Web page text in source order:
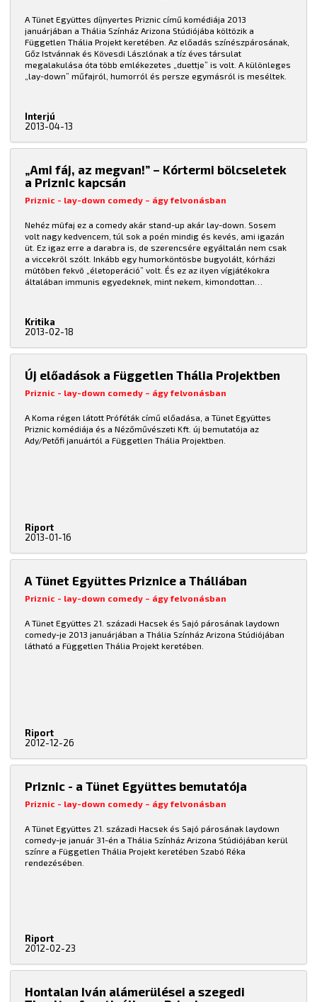
A Tünet Együttes díjnyertes Priznic című komédiája 2013
januárjában a Thália Színház Arizona Stúdiójába költözik a
Független Thália Projekt keretében. Az előadás színészpárosának,
Gőz Istvánnak és Kövesdi Lászlónak a tíz éves társulat
megalakulása óta több emlékezetes „duettje” is volt. A különleges
„lay-down” műfajról, humorról és persze egymásról is meséltek.
Interjú
2013-04-13
„Ami fáj, az megvan!” – Kórtermi bölcseletek
a Priznic kapcsán
Priznic - lay-down comedy – ágy felvonásban
Nehéz mûfaj ez a comedy akár stand-up akár lay-down. Sosem
volt nagy kedvencem, túl sok a poén mindig és kevés, ami igazán
üt. Ez igaz erre a darabra is, de szerencsére egyáltalán nem csak
a viccekrõl szólt. Inkább egy humorköntösbe bugyolált, kórházi
mûtõben fekvõ „életoperáció” volt. És ez az ilyen vígjátékokra
általában immunis egyedeknek, mint nekem, kimondottan
Kritika
2013-02-18
Új előadások a Független Thália Projektben
Priznic - lay-down comedy – ágy felvonásban
A Koma régen látott Próféták című előadása, a Tünet Együttes
Priznic komédiája és a Nézőművészeti Kft. új bemutatója az
Ady/Petőfi januártól a Független Thália Projektben.
Riport
2013-01-16
A Tünet Együttes Priznice a Tháliában
Priznic - lay-down comedy – ágy felvonásban
A Tünet Együttes 21. századi Hacsek és Sajó párosának laydown
comedy-je 2013 januárjában a Thália Színház Arizona Stúdiójában
látható a Független Thália Projekt keretében.
Riport
2012-12-26
Priznic - a Tünet Együttes bemutatója
Priznic - lay-down comedy – ágy felvonásban
A Tünet Együttes 21. századi Hacsek és Sajó párosának laydown
comedy-je január 31-én a Thália Színház Arizona Stúdiójában kerül
színre a Független Thália Projekt keretében Szabó Réka
rendezésében.
Riport
2012-02-23
Hontalan Iván alámerülései a szegedi